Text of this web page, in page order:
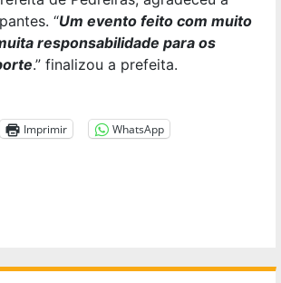
“Um evento feito com muito
responsabilidade para os
.” finalizou a prefeita.
Imprimir
WhatsApp